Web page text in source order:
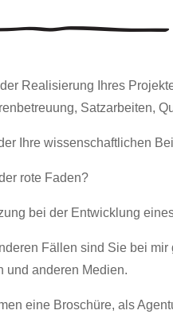
Realisierung Ihres
Satzarbeiten,
Ihre wissenschaftlichen
rote Faden?
bei der Entwicklung
Fällen sind Sie bei
und anderen Medien.
eine Broschüre, als